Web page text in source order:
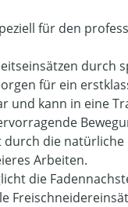
für den
durch
für ein
und kann in eine
durch die
Arbeiten.
die